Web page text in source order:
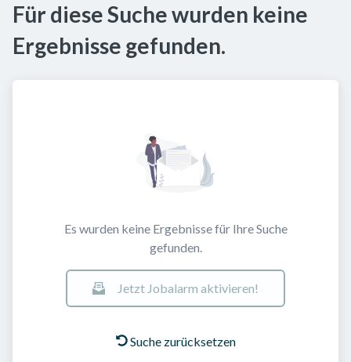
Für diese Suche wurden keine
Ergebnisse gefunden.
Es wurden keine Ergebnisse für Ihre Suche
gefunden.
Jetzt Jobalarm aktivieren!
Suche zurücksetzen